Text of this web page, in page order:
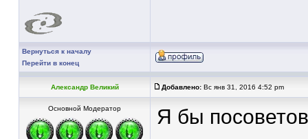
Вернуться к началу
Перейти в конец
Александр Великий Добавлено: Вс янв 31, 2016 4:52 pm
Основной Модератор
Я бы